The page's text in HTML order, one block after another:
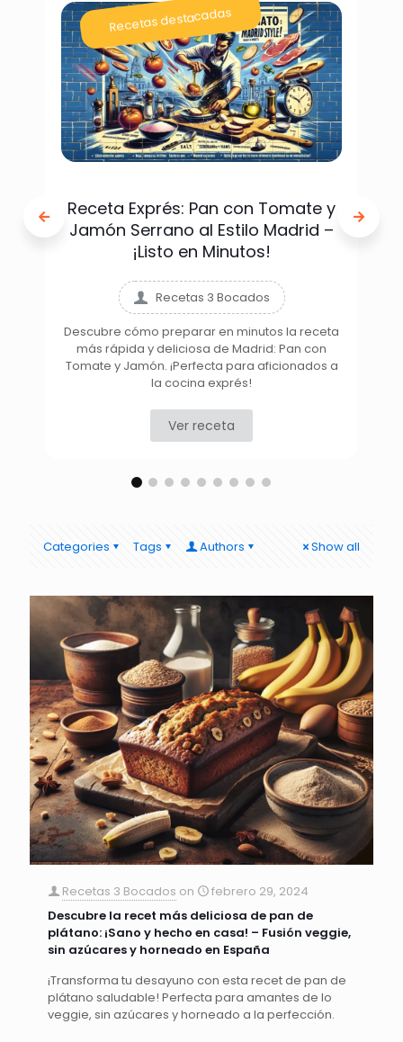
Recetas destacadas
Receta Exprés: Pan con Tomate y
Jamón Serrano al Estilo Madrid –
¡Listo en Minutos!
Recetas 3 Bocados
Descubre cómo preparar en minutos la receta
más rápida y deliciosa de Madrid: Pan con
Tomate y Jamón. ¡Perfecta para aficionados a
la cocina exprés!
Ver receta
Categories Tags Authors Show all
Recetas 3 Bocados on
febrero 29, 2024
Descubre la recet más deliciosa de pan de
plátano: ¡Sano y hecho en casa! – Fusión veggie,
sin azúcares y horneado en España
¡Transforma tu desayuno con esta recet de pan de
plátano saludable! Perfecta para amantes de lo
veggie, sin azúcares y horneado a la perfección.